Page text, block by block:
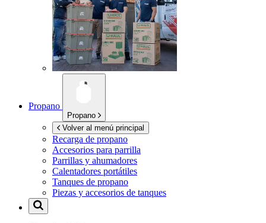
Propano
Propano
Volver al menú principal
Recarga de propano
Accesorios para parrilla
Parrillas y ahumadores
Calentadores portátiles
Tanques de propano
Piezas y accesorios de tanques